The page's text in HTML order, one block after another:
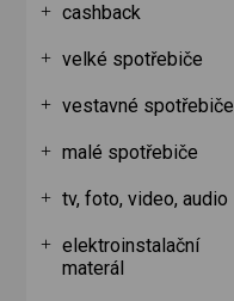
cashback
velké spotřebiče
vestavné spotřebiče
malé spotřebiče
tv, foto, video, audio
elektroinstalační
materál